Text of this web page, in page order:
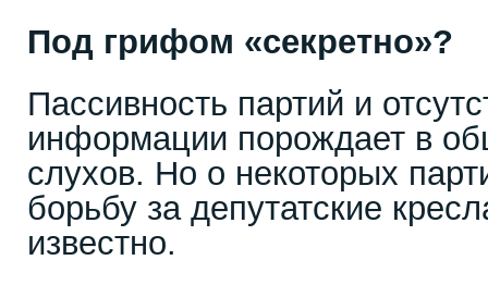
Под грифом «секретно»?
Пассивность партий и
информации порождает в
слухов. Но о некоторых
борьбу за депутатские
известно.